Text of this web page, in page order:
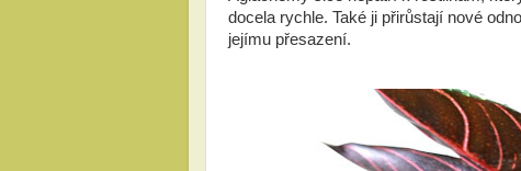
docela rychle. Také ji přirůstají nové
jejímu přesazení.